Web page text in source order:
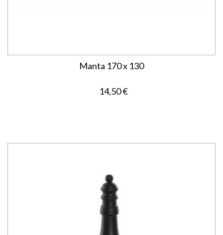
Manta 170 x 130
14,50 €